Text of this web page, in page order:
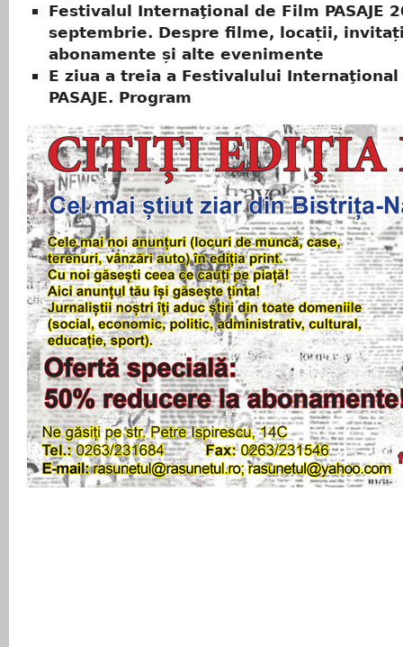
Festivalul Internaţional de Film PASAJE
septembrie. Despre filme, locații,
abonamente și alte evenimente
E ziua a treia a Festivalului
PASAJE. Program